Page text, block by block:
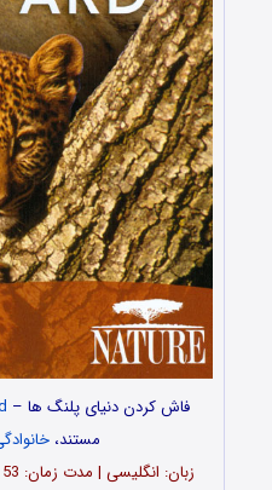
فاش کردن دنیای پلنگ ها –
مستند،